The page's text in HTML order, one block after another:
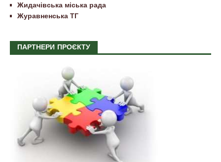
Жидачівська міська рада
Журавненська ТГ
ПАРТНЕРИ ПРОЄКТУ